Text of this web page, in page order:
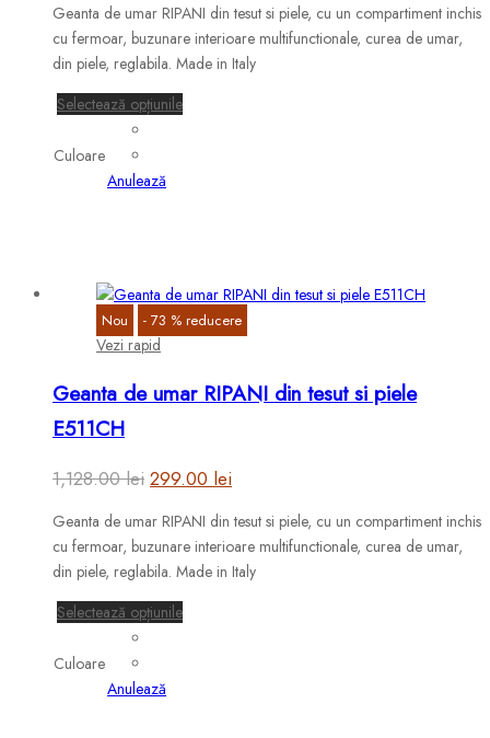
a
fost:
1,128.00 lei.
este:
299.00 lei.
Geanta de umar RIPANI din tesut si piele, cu un compartiment inchis
cu fermoar, buzunare interioare multifunctionale, curea de umar,
din piele, reglabila. Made in Italy
Selectează opțiunileAcest
fi
alese
produsului.
Culoare
Anulează
Nou - 73 % reducere
Vezi rapid
Geanta de umar RIPANI din tesut si piele
E511CH
1,128.00lei Prețul
a
fost:
1,128.00 lei.
299.00 lei
este:
299.00 lei.
Geanta de umar RIPANI din tesut si piele, cu un compartiment inchis
cu fermoar, buzunare interioare multifunctionale, curea de umar,
din piele, reglabila. Made in Italy
Selectează opțiunileAcest
Culoare
Anulează